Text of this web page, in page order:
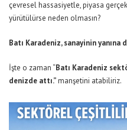
çevresel hassasiyetle, piyasa
yürütülürse neden olmasın?
Batı Karadeniz, sanayinin
İşte o zaman “Batı Karadeniz
denizde attı.”manşetini atabiliriz.